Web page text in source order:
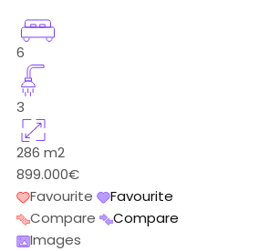
6
3
286 m2
899.000€
Favourite
Favourite
Compare
Compare
Images